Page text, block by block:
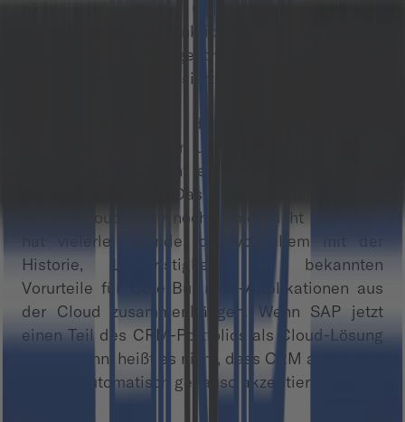
rechtfertigen. Es funktioniert tatsächlich nur
dann, wenn das Kerngeschäft um neue Lösungen
erweitert und wohl dosiert neu definiert wird.
Crisp Research ist der Überzeugung, dass
Qualtrics nicht in der Lage sein wird, aus dem
SAP-CRM über Nacht eine erfolgreiche Cloud-
Lösung zu machen. Dass viele Kunden SAP die
eigene Cloud-Story noch immer nicht abkaufen,
hat vielerlei Gründe, die vor allem mit der
Historie, Langfristigkeit und bekannten
Vorurteile für Core-Business-Applikationen aus
der Cloud zusammenhängen. Wenn SAP jetzt
einen Teil des CRM-Portfolios als Cloud-Lösung
bieten kann, heißt es nicht, dass CRM als Cloud-
Lösung automatisch genauso akzeptiert wird.